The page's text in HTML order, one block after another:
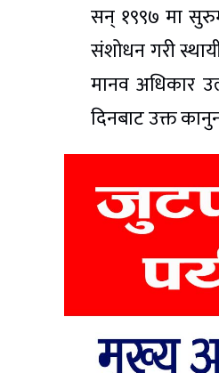
सन् १९९७ मा
संशोधन गरी
मानव अधिकार
दिनबाट उक्त